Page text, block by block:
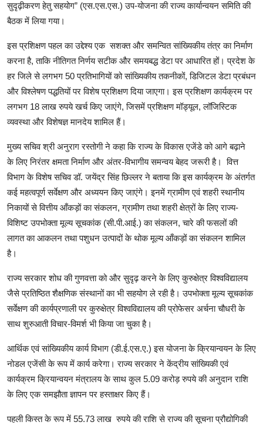
सुदृढ़ीकरण हेतु सहयोग” (एस.एस.एस.) उप-योजना की राज्य कार्यान्वयन समिति की
बैठक में लिया गया।
इस प्रशिक्षण पहल का उद्देश्य एक सशक्त और समन्वित सांख्यिकीय तंत्र का निर्माण
करना है, ताकि नीतिगत निर्णय सटीक और समयबद्ध डेटा पर आधारित हों। प्रदेश के
हर जिले से लगभग 50 प्रतिभागियों को सांख्यिकीय तकनीकों, डिजिटल डेटा प्रबंधन
और विश्लेषण पद्धतियों पर विशेष प्रशिक्षण दिया जाएगा। इस प्रशिक्षण कार्यक्रम पर
लगभग 18 लाख रुपये खर्च किए जाएंगे, जिसमें प्रशिक्षण मॉड्यूल, लॉजिस्टिक
व्यवस्था और विशेषज्ञ मानदेय शामिल हैं।
मुख्य सचिव श्री अनुराग रस्तोगी ने कहा कि राज्य के विकास एजेंडे को आगे बढ़ाने
के लिए निरंतर क्षमता निर्माण और अंतर-विभागीय समन्वय बेहद जरूरी है। वित्त
विभाग के विशेष सचिव डॉ. जयेंद्र सिंह छिल्लर ने बताया कि इस कार्यक्रम के अंतर्गत
कई महत्वपूर्ण सर्वेक्षण और अध्ययन किए जाएंगे। इनमें ग्रामीण एवं शहरी स्थानीय
निकायों से वित्तीय आँकड़ों का संकलन, ग्रामीण तथा शहरी क्षेत्रों के लिए राज्य-
विशिष्ट उपभोक्ता मूल्य सूचकांक (सी.पी.आई.) का संकलन, चारे की फसलों की
लागत का आकलन तथा पशुधन उत्पादों के थोक मूल्य आँकड़ों का संकलन शामिल
है।
राज्य सरकार शोध की गुणवत्ता को और सुदृढ़ करने के लिए कुरुक्षेत्र विश्वविद्यालय
जैसे प्रतिष्ठित शैक्षणिक संस्थानों का भी सहयोग ले रही है। उपभोक्ता मूल्य सूचकांक
सर्वेक्षण की कार्यप्रणाली पर कुरुक्षेत्र विश्वविद्यालय की प्रोफेसर अर्चना चौधरी के
साथ शुरुआती विचार-विमर्श भी किया जा चुका है।
आर्थिक एवं सांख्यिकीय कार्य विभाग (डी.ई.एस.ए.) इस योजना के क्रियान्वयन के लिए
नोडल एजेंसी के रूप में कार्य करेगा। राज्य सरकार ने केंद्रीय सांख्यिकी एवं
कार्यक्रम क्रियान्वयन मंत्रालय के साथ कुल 5.09 करोड़ रुपये की अनुदान राशि
के लिए एक समझौता ज्ञापन पर हस्ताक्षर किए हैं।
पहली किस्त के रूप में 55.73 लाख रुपये की राशि से राज्य की सूचना प्रौद्योगिकी